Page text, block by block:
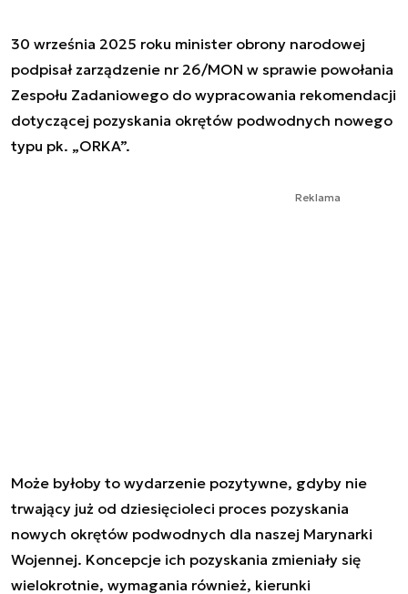
30 września 2025 roku minister obrony narodowej
podpisał zarządzenie nr 26/MON w sprawie powołania
Zespołu Zadaniowego do wypracowania rekomendacji
dotyczącej pozyskania okrętów podwodnych nowego
typu pk. „ORKA”.
Reklama
Może byłoby to wydarzenie pozytywne, gdyby nie
trwający już od dziesięcioleci proces pozyskania
nowych okrętów podwodnych dla naszej Marynarki
Wojennej. Koncepcje ich pozyskania zmieniały się
wielokrotnie, wymagania również, kierunki